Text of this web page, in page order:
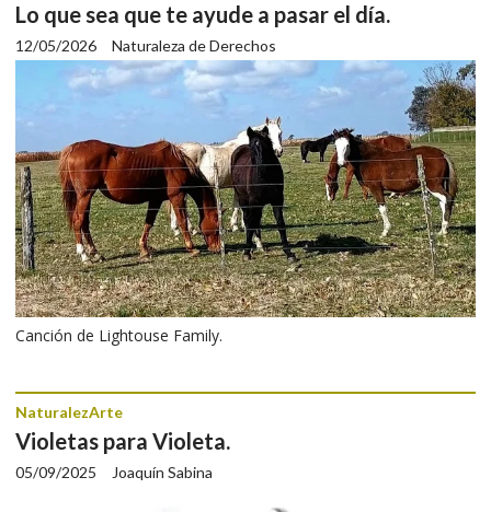
Lo que sea que te ayude a pasar el día.
Naturaleza de Derechos
12/05/2026
Canción de Lightouse Family.
Violetas para Violeta.
Joaquín Sabina
NaturalezArte
05/09/2025